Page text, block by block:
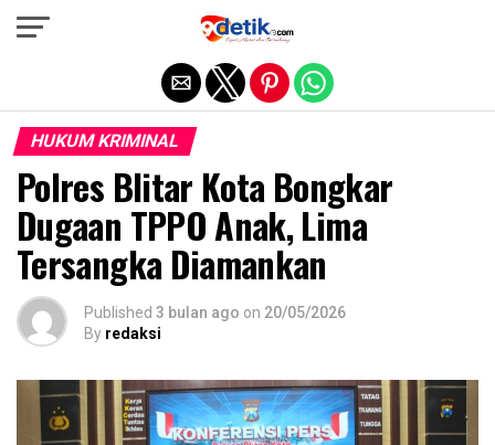
HUKUM KRIMINAL
Polres Blitar Kota Bongkar
Dugaan TPPO Anak, Lima
Tersangka Diamankan
Published 3 bulan ago on 20/05/2026
By redaksi
Exit mobile version